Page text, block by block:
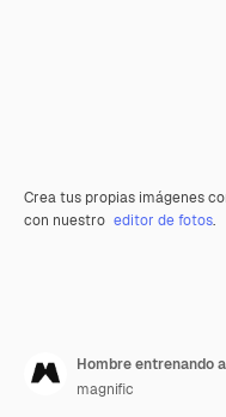
Crea tus propias imágenes
con nuestro editor de fotos.
Hombre entrenando
magnific